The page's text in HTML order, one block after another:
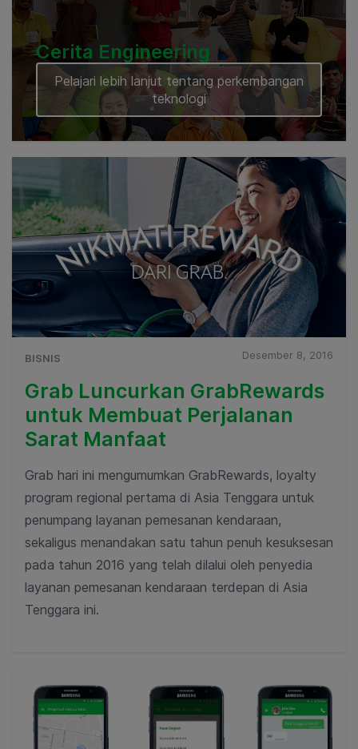
Cerita Engineering
Pelajari lebih lanjut tentang perkembangan
teknologi
BISNIS Desember 8, 2016
Grab Luncurkan GrabRewards
untuk Membuat Perjalanan
Sarat Manfaat
Grab hari ini mengumumkan GrabRewards, loyalty
program regional pertama di Asia Tenggara untuk
penumpang layanan pemesanan kendaraan,
sekaligus menandakan satu tahun penuh kesuksesan
pada tahun 2016 yang telah dilalui oleh penyedia
layanan pemesanan kendaraan terdepan di Asia
Tenggara ini.